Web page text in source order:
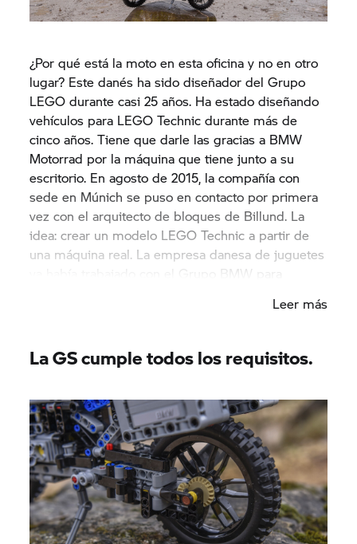
¿Por qué está la moto en esta oficina y no en otro
lugar? Este danés ha sido diseñador del Grupo
LEGO durante casi 25 años. Ha estado diseñando
vehículos para LEGO Technic durante más de
cinco años. Tiene que darle las gracias a BMW
Motorrad por la máquina que tiene junto a su
escritorio. En agosto de 2015, la compañía con
sede en Múnich se puso en contacto por primera
vez con el arquitecto de bloques de Billund. La
idea: crear un modelo LEGO Technic a partir de
una máquina real. La empresa danesa de juguetes
ya había trabajado con el Grupo BMW para
Creator. Estos entusiastas de la artesanía técnica
modelos virtuales hasta la fecha. Ahora será una
moto real la que estará «posando como modelo».
Leer más
La GS cumple todos los requisitos.